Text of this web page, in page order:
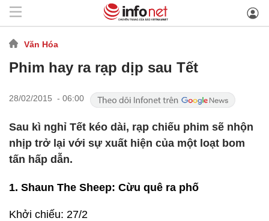
Văn Hóa
Phim hay ra rạp dịp sau Tết
28/02/2015 - 06:00
Sau kì nghỉ Tết kéo dài, rạp chiếu phim sẽ nhộn
nhịp trở lại với sự xuất hiện của một loạt bom
tấn hấp dẫn.
1. Shaun The Sheep: Cừu quê ra phố
Khởi chiếu: 27/2